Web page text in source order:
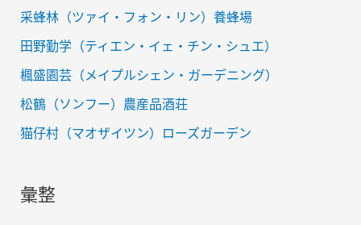
采蜂林（ツァイ・フォン・リン）養蜂場
田野勤学（ティエン・イェ・チン・シュエ）
楓盛園芸（メイプルシェン・ガーデニング）
松鶴（ソンフー）農産品酒荘
猫仔村（マオザイツン）ローズガーデン
彙整